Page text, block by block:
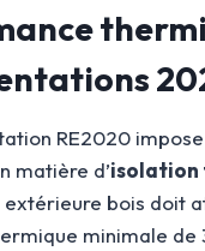
RE2020
matière d’isolation
extérieure bois doit
minimale de